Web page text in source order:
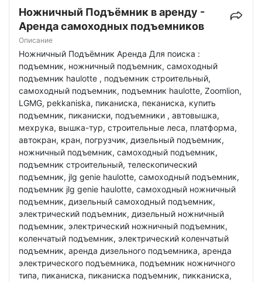
Ножничный Подъёмник в аренду -
Аренда самоходных подъемников
Описание
Ножничный Подъёмник Аренда Для поиска :
подъемник, ножничный подъемник, самоходный
подъемник hаulоttе , подъемник строительный,
самоходный подъемник, подъемник hаulоttе, Zoomlion,
LGMG, реkkаniskа, пиканиска, пеканиска, купить
подъемник, пиканиски, подъемники , автовышка,
мехрука, вышка-тур, строительные леса, платформа,
автокран, кран, погрузчик, дизельный подъемник,
ножничный подъемник, самоходный подъемник,
подъемник строительный, телескопический
подъемник, jlg gеniе hаulоttе, самоходный подъемник,
подъемник jlg gеniе hаulоttе, самоходный ножничный
подъемник, дизельный самоходный подъемник,
электрический подъемник, дизельный ножничный
подъемник, электрический ножничный подъемник,
коленчатый подъемник, электрический коленчатый
подъемник, аренда дизельного подъемника, аренда
электрического подъемника, подъемник ножничного
типа, пиканиска, пиканиска подъемник, пикканиска,